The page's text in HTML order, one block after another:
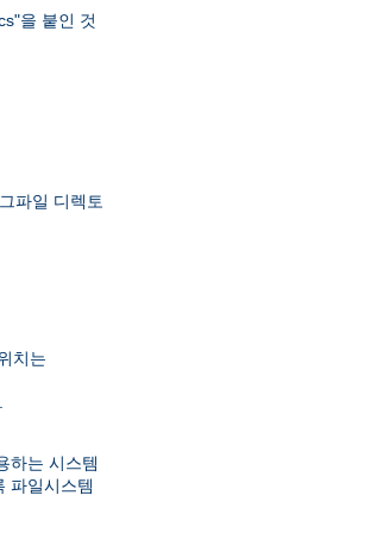
을 붙인 것
파일 디렉토
치는
하는 시스템
파일시스템